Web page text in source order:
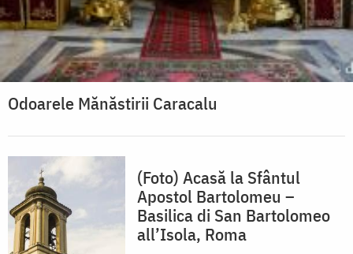
Odoarele Mănăstirii Caracalu
(Foto) Acasă la Sfântul
Apostol Bartolomeu –
Basilica di San Bartolomeo
all’Isola, Roma